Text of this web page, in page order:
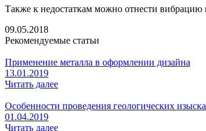
Также к недостаткам можно отнести вибрацию
09.05.2018
Рекомендуемые статьи
Применение металла в оформлении дизайна
13.01.2019
Читать далее
Особенности проведения геологических
01.04.2019
Читать далее